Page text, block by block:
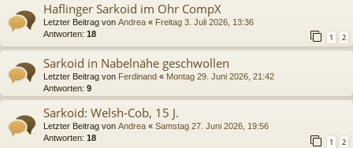
Haflinger Sarkoid im Ohr CompX
Letzter Beitrag von Andrea « Freitag 3. Juli 2026, 13:36
Antworten: 18 1 2
Sarkoid in Nabelnähe geschwollen
Letzter Beitrag von Ferdinand « Montag 29. Juni 2026, 21:42
Antworten: 9
Sarkoid: Welsh-Cob, 15 J.
Letzter Beitrag von Andrea « Samstag 27. Juni 2026, 19:56
Antworten: 18 1 2